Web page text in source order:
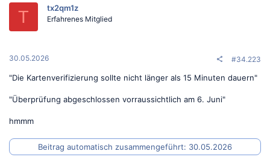
T tx2qm1z
Erfahrenes Mitglied
30.05.2026 #34.223
"Die Kartenverifizierung sollte nicht länger als 15 Minuten dauern"
"Überprüfung abgeschlossen vorraussichtlich am 6. Juni"
hmmm
Beitrag automatisch zusammengeführt: 30.05.2026